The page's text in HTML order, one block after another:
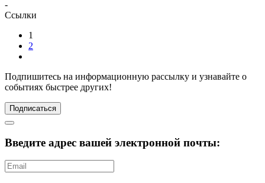
-
Ссылки
1
2
Подпишитесь на информационную рассылку и узнавайте о
событиях быстрее других!
Подписаться
Введите адрес вашей электронной почты: